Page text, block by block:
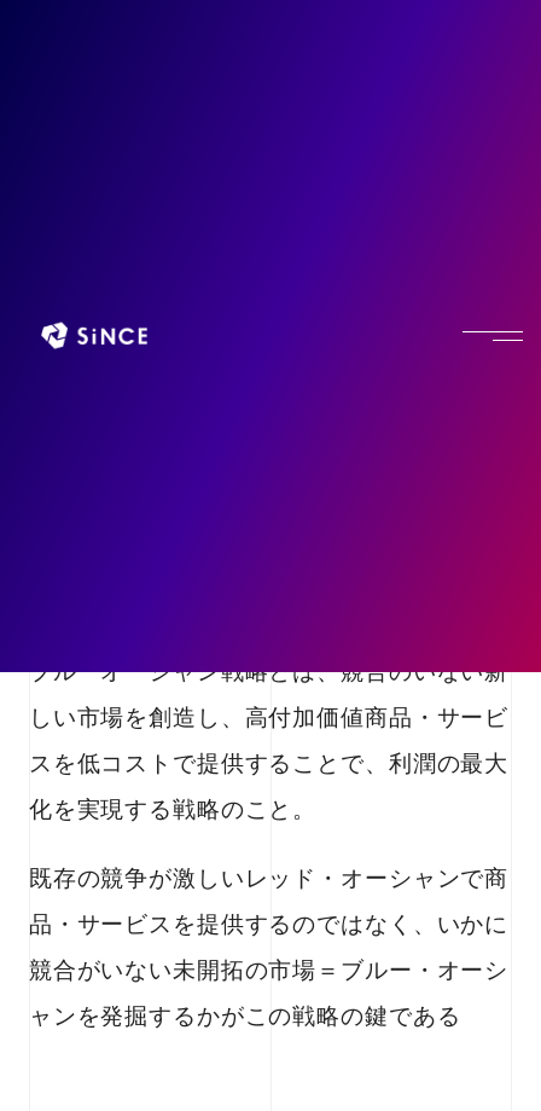
【ブルーオーシャン
ブルーオーシャン戦略とは、競合のいない新
しい市場を創造し、高付加価値商品・サービ
スを低コストで提供することで、利潤の最大
化を実現する戦略のこと。
既存の競争が激しいレッド・オーシャンで商
品・サービスを提供するのではなく、いかに
競合がいない未開拓の市場＝ブルー・オーシ
ャンを発掘するかがこの戦略の鍵である